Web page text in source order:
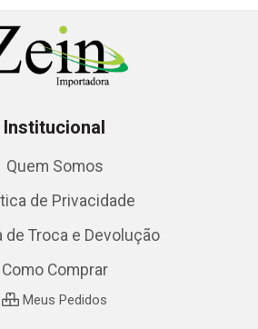
Institucional
Quem Somos
de Privacidade
de Troca e Devolução
Como Comprar
Meus Pedidos